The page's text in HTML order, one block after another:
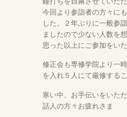
今回より参詣者の方々に
した。２年ぶりに一般参
ましたので少ない人数を
思った以上にご参加をいた
修正会も専修学院より一
を入れ５人にて厳修する
寒い中、お手伝いをいた
話人の方々お疲れさま